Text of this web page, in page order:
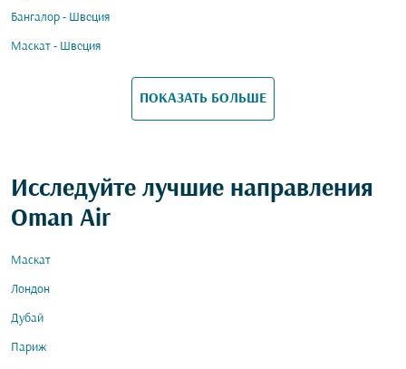
Бангалор - Швеция
Маскат - Швеция
ПОКАЗАТЬ БОЛЬШЕ
Исследуйте лучшие направления
Oman Air
Маскат
Лондон
Дубай
Париж